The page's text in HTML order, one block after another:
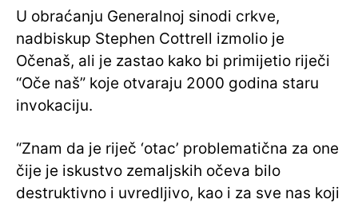
U obraćanju Generalnoj sinodi crkve,
nadbiskup Stephen Cottrell izmolio je
Očenaš, ali je zastao kako bi primijetio riječi
“Oče naš” koje otvaraju 2000 godina staru
invokaciju.
“Znam da je riječ ‘otac’ problematična za one
čije je iskustvo zemaljskih očeva bilo
destruktivno i uvredljivo, kao i za sve nas koji